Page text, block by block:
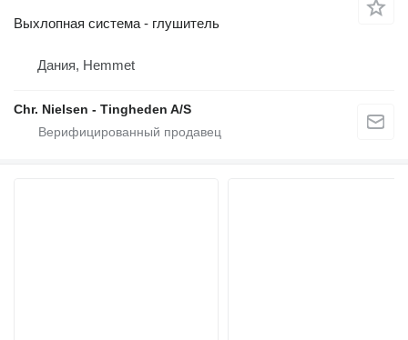
Выхлопная система - глушитель
Дания, Hemmet
Chr. Nielsen - Tingheden A/S